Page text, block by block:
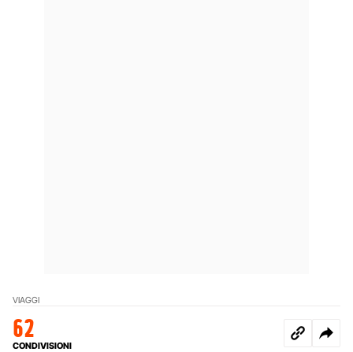
VIAGGI
62
CONDIVISIONI